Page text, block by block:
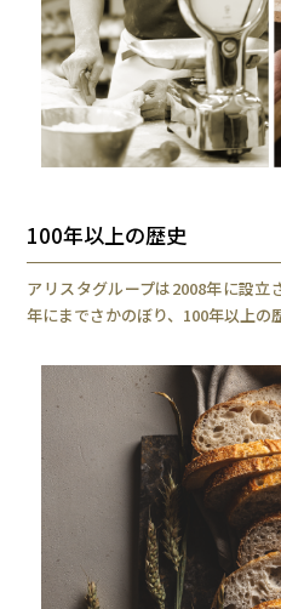
100年以上の歴史
アリスタグループは2008年に設
年にまでさかのぼり、100年以上の
VIEW MORE